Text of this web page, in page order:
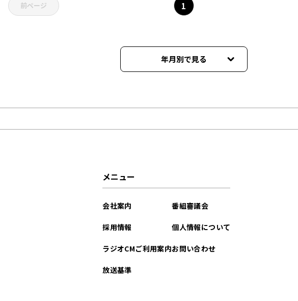
前ページ 1
年月別で見る
2025年12月
2025年08月
メニュー
会社案内
採用情報
ラジオCMご利用案内
放送基準
番組審議会
個人情報について
お問い合わせ